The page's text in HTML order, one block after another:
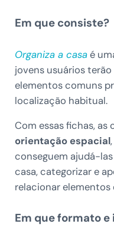
Em que consiste?
Organiza a casaé
jovens usuários
elementos comuns
localização habitual.
Com essas fichas, as
orientação espacial
conseguem ajudá-
casa, categorizar e
relacionar
Em que formato